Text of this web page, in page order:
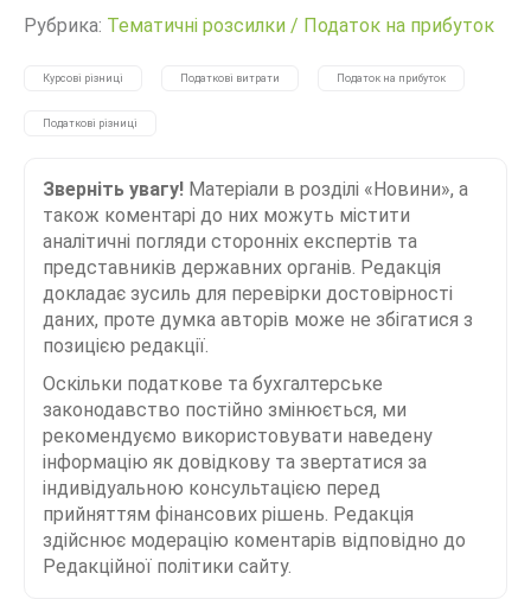
Рубрика: Тематичні розсилки / Податок на прибуток
Курсові різниці Податкові витрати Податок на прибуток
Податкові різниці
Зверніть увагу! Матеріали в розділі «Новини», а
також коментарі до них можуть містити
аналітичні погляди сторонніх експертів та
представників державних органів. Редакція
докладає зусиль для перевірки достовірності
даних, проте думка авторів може не збігатися з
позицією редакції.
Оскільки податкове та бухгалтерське
законодавство постійно змінюється, ми
рекомендуємо використовувати наведену
інформацію як довідкову та звертатися за
індивідуальною консультацією перед
прийняттям фінансових рішень. Редакція
здійснює модерацію коментарів відповідно до
Редакційної політики сайту.